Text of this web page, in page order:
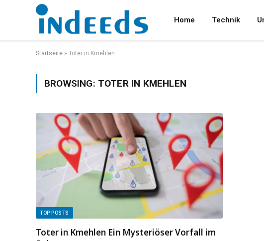
Home Technik
Startseite » Toter in Kmehlen
BROWSING: TOTER IN KMEHLEN
TOP POSTS
Toter in Kmehlen Ein Mysteriöser Vorfall im